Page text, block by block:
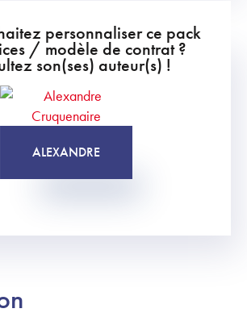
personnaliser ce pack
/ modèle de contrat ?
son(ses) auteur(s) !
ALEXANDRE